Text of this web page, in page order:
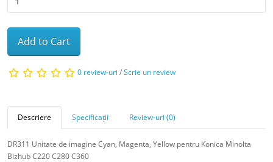
Add to Cart
0 review-uri /Scrie un review
Descriere Specificații Review-uri (0)
DR311 Unitate de imagine Cyan, Magenta, Yellow pentru Konica Minolta
Bizhub C220 C280 C360